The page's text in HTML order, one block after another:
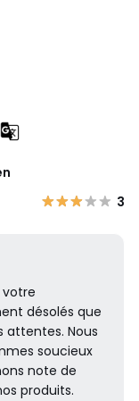
3
votre
désolés que
attentes. Nous
soucieux
note de
produits.